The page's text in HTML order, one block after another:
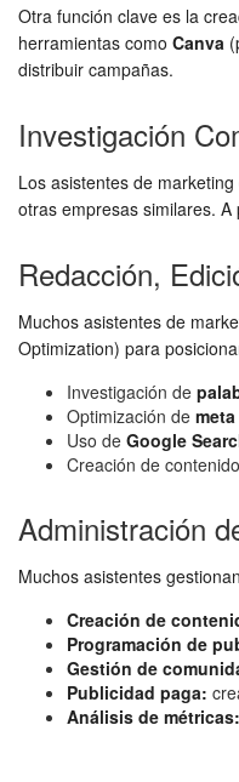
Otra función clave es la
herramientas como Canva
distribuir campañas.
Investigación
Los asistentes de
otras empresas similares.
Redacción,
Muchos asistentes de
Optimization) para
Investigación de
Optimización de
Uso de Google
Creación de
Administración
Muchos asistentes
Creación de
Programación de
Gestión de
Publicidad paga:
Análisis de métricas: